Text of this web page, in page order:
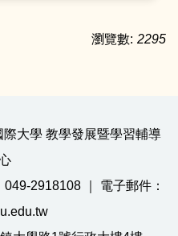
瀏覽數: 2295
大學 教學發展暨學習輔導
2918108 ｜ 電子郵件：